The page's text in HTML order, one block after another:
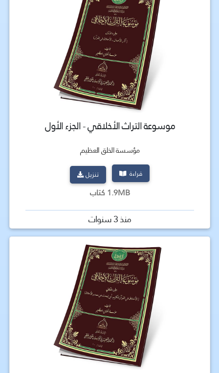
موسوعة التراث الأخلاقي - الجزء الأول
مؤسسة الخلق العظيم
قراءة تنزيل
1.9MB كتاب
منذ 3 سنوات